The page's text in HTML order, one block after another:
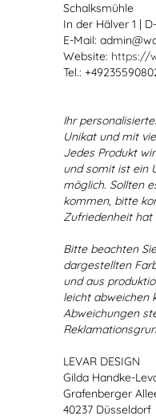
Schalksmühle
In der Hälver 1 |
E-Mail:
Website: https://
Tel.:
Ihr
Unikat und mit
Jedes Produkt
und somit ist ein
möglich. Sollten
kommen, bitte
Zufriedenheit hat
Bitte beachten
dargestellten
und aus
leicht abweichen
Abweichungen
LEVAR DESIGN
Gilda Handke-
Grafenberger
40237 Düsseldorf